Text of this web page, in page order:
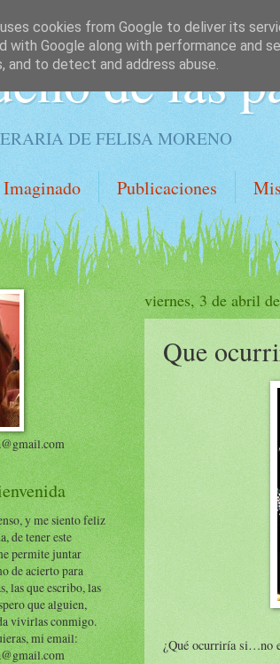
de las
DE FELISA MORENO
Publicaciones
viernes, 3 de abril
Que
¿Qué ocurriría si…no
y me siento feliz
de tener este
permite juntar
de acierto para
las que escribo, las
que alguien,
vivirlas conmigo.
mi email:
cookies from Google to deliver its
with Google along with performance and
and to detect and address abuse.